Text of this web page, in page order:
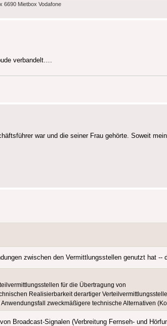
6690 Mietbox Vodafone
verbandelt….
war und die seiner Frau gehörte. Soweit
zwischen den Vermittlungsstellen genutzt hat --
für die Übertragung von
Realisierbarkeit derartiger
zweckmäßigere technische Alternativen
Broadcast-Signalen (Verbreitung Fernseh- und